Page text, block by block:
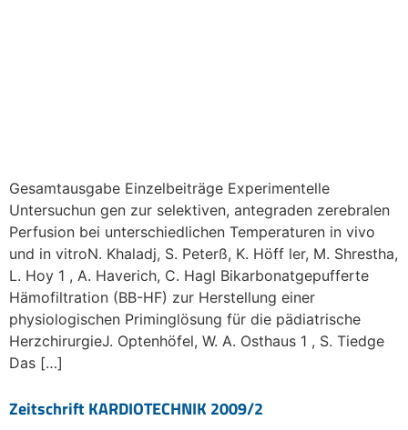
Gesamtausgabe Einzelbeiträge Experimentelle
Untersuchun gen zur selektiven, antegraden zerebralen
Perfusion bei unterschiedlichen Temperaturen in vivo
und in vitroN. Khaladj, S. Peterß, K. Höff ler, M. Shrestha,
L. Hoy 1 , A. Haverich, C. Hagl Bikarbonatgepufferte
Hämofiltration (BB-HF) zur Herstellung einer
physiologischen Priminglösung für die pädiatrische
HerzchirurgieJ. Optenhöfel, W. A. Osthaus 1 , S. Tiedge
Das […]
Zeitschrift KARDIOTECHNIK 2009/2